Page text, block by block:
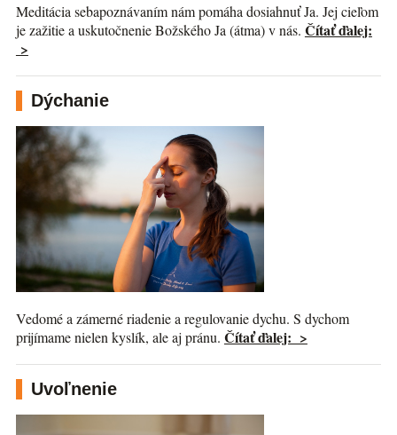
Meditácia sebapoznávaním nám pomáha dosiahnuť Ja. Jej cieľom
je zažitie a uskutočnenie Božského Ja (átma) v nás. Čítať ďalej:
>
Dýchanie
Vedomé a zámerné riadenie a regulovanie dychu. S dychom
prijímame nielen kyslík, ale aj pránu. Čítať ďalej: >
Uvoľnenie